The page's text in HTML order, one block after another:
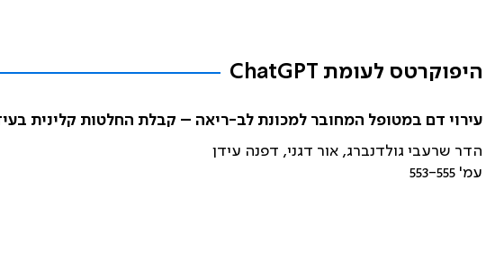
היפוקרטס לעומת ChatGPT
עירוי דם במטופל המחובר למכונת לב-ריאה – קבלת החלטות קלינית
הדר שרעבי גולדנברג, אור דגני, דפנה עידן
עמ' 553-555